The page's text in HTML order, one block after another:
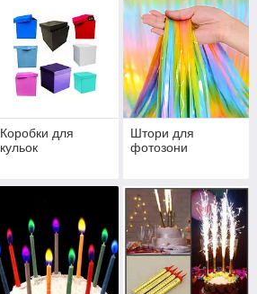
Коробки для
кульок
Штори для
фотозони